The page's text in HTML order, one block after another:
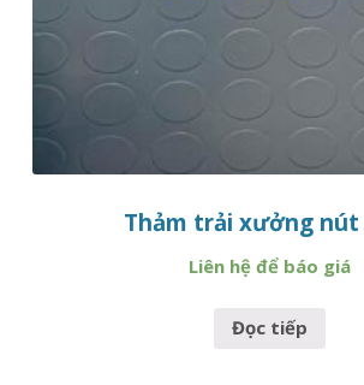
Thảm trải xưởng
Liên hệ để báo giá
Đọc tiếp